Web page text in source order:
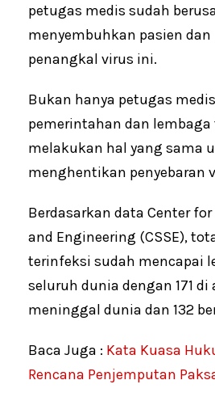
petugas medis sudah
menyembuhkan pasien dan
penangkal virus ini.
Bukan hanya petugas
pemerintahan dan
melakukan hal yang sama
menghentikan penyebaran
Berdasarkan data Center
and Engineering (CSSE),
terinfeksi sudah mencapai
seluruh dunia dengan 171 di
meninggal dunia dan 132
Baca Juga : Kata Kuasa
Rencana Penjemputan